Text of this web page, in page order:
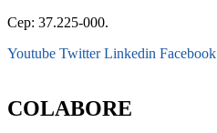
Cep: 37.225-000.
Youtube Twitter Linkedin Facebook
COLABORE